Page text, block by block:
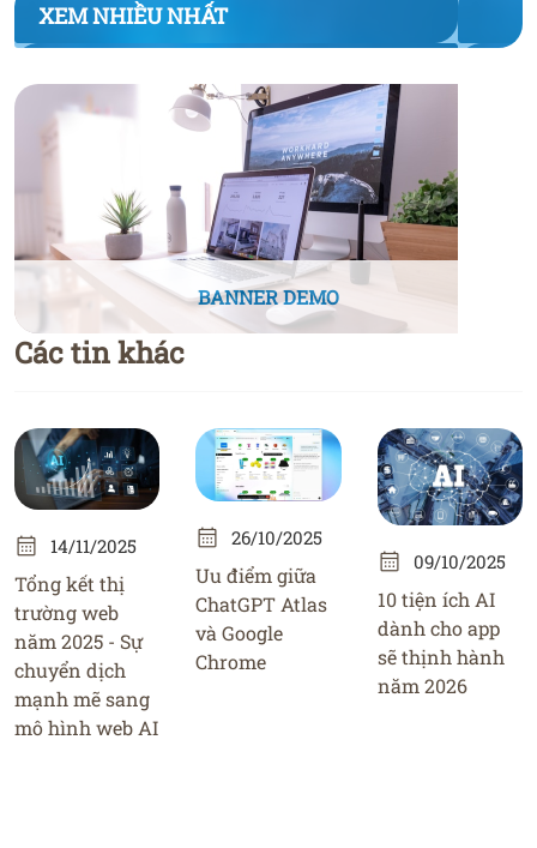
XEM NHIỀU NHẤT
BANNER DEMO
Các tin khác
14/11/2025
Tổng kết thị
trường web
năm 2025 - Sự
chuyển dịch
mạnh mẽ sang
mô hình web AI
26/10/2025
Uu điểm giữa
ChatGPT Atlas
và Google
Chrome
09/10/2025
10 tiện ích AI
dành cho app
sẽ thịnh hành
năm 2026